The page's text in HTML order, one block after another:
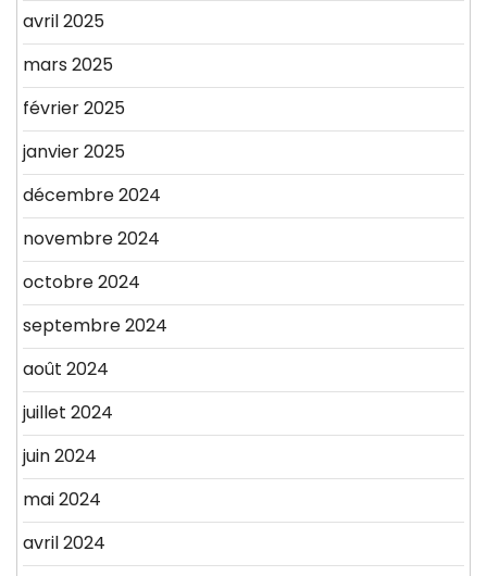
avril 2025
mars 2025
février 2025
janvier 2025
décembre 2024
novembre 2024
octobre 2024
septembre 2024
août 2024
juillet 2024
juin 2024
mai 2024
avril 2024